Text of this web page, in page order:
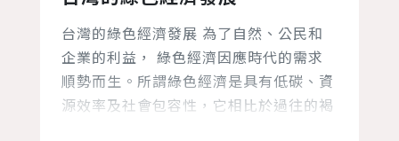
台灣的綠色經濟發展 為了自然、公民和
企業的利益， 綠色經濟因應時代的需求
順勢而生。所謂綠色經濟是具有低碳、資
源效率及社會包容性，它相比於過往的褐